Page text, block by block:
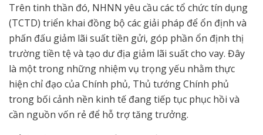
Trên tinh thần đó, NHNN yêu cầu các tổ chức tín dụng
(TCTD) triển khai đồng bộ các giải pháp để ổn định và
phấn đấu giảm lãi suất tiền gửi, góp phần ổn định thị
trường tiền tệ và tạo dư địa giảm lãi suất cho vay. Đây
là một trong những nhiệm vụ trọng yếu nhằm thực
hiện chỉ đạo của Chính phủ, Thủ tướng Chính phủ
trong bối cảnh nền kinh tế đang tiếp tục phục hồi và
cần nguồn vốn rẻ để hỗ trợ tăng trưởng.